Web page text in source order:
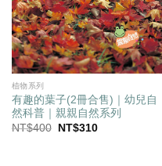
植物系列
有趣的葉子(2冊合售)｜幼兒自
然科普｜親親自然系列
NT$400
原
NT$310目